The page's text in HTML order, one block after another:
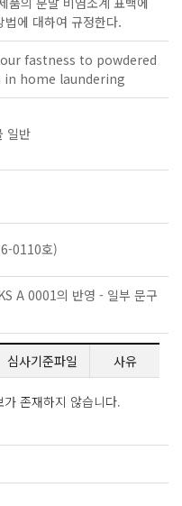
에 대하여 규정한다.
fastness to powdered
home laundering
일반
0110호)
A 0001의 반영 - 일부 문구
심사기준파일 사유
가 존재하지 않습니다.